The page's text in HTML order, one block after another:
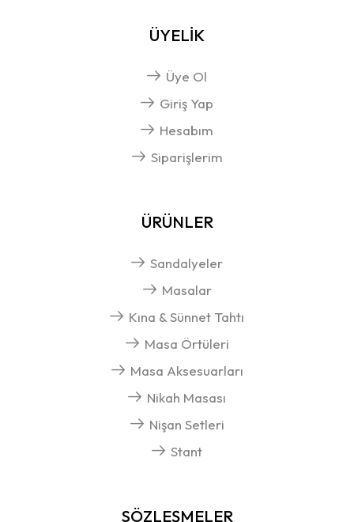
ÜYELİK
Üye Ol
Giriş Yap
Hesabım
Siparişlerim
ÜRÜNLER
Sandalyeler
Masalar
Kına & Sünnet Tahtı
Masa Örtüleri
Masa Aksesuarları
Nikah Masası
Nişan Setleri
Stant
SÖZLEŞMELER